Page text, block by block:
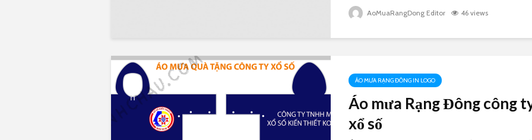
AoMuaRangDong Editor 46 views
ÁO MƯA RẠNG ĐÔNG IN LOGO
Áo mưa Rạng Đông công
xổ số